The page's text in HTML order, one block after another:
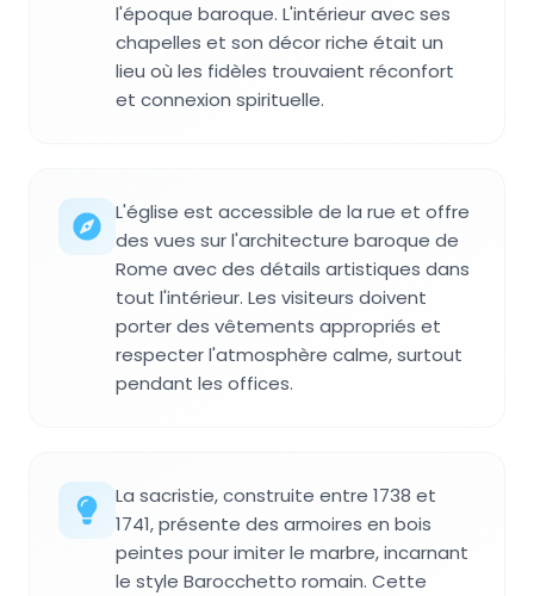
l'époque baroque. L'intérieur avec ses
chapelles et son décor riche était un
lieu où les fidèles trouvaient réconfort
et connexion spirituelle.
L'église est accessible de la rue et offre
des vues sur l'architecture baroque de
Rome avec des détails artistiques dans
tout l'intérieur. Les visiteurs doivent
porter des vêtements appropriés et
respecter l'atmosphère calme, surtout
pendant les offices.
La sacristie, construite entre 1738 et
1741, présente des armoires en bois
peintes pour imiter le marbre, incarnant
le style Barocchetto romain. Cette